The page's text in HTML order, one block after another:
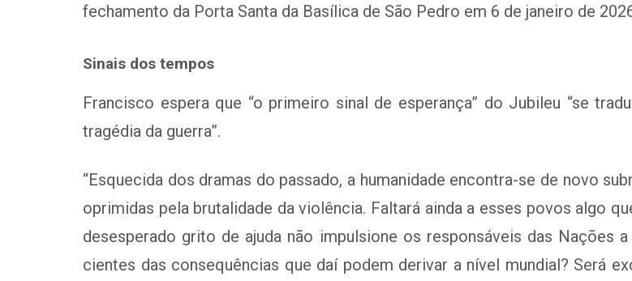
fechamento da Porta Santa da Basílica de São Pedro em 6 de janeiro de
Sinais dos tempos
Francisco espera que “o primeiro sinal de esperança” do Jubileu “se
tragédia da guerra”.
“Esquecida dos dramas do passado, a humanidade encontra-se de novo
oprimidas pela brutalidade da violência. Faltará ainda a esses povos algo
desesperado grito de ajuda não impulsione os responsáveis das Nações
cientes das consequências que daí podem derivar a nível mundial? Será